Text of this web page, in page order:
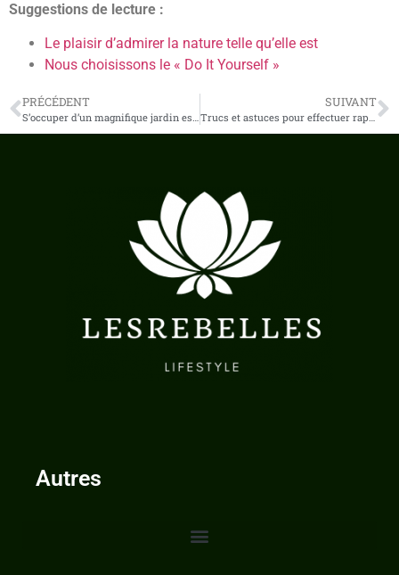
Suggestions de lecture :
Le plaisir d’admirer la nature telle qu’elle est
Nous choisissons le « Do It Yourself »
PRÉCÉDENT
S’occuper d’un magnifique jardin est un plaisir
SUIVANT
Trucs et astuces pour effectuer rapidement le ménage
Autres